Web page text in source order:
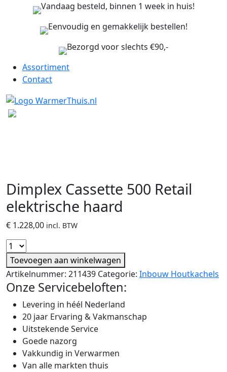
Vandaag besteld, binnen 1 week in huis!
Eenvoudig en gemakkelijk bestellen!
Bezorgd voor slechts €90,-
Assortiment
Contact
Dimplex Cassette 500 Retail
elektrische haard
€ 1.228,00 incl. BTW
Toevoegen aan winkelwagen
Artikelnummer: 211439 Categorie: Inbouw Houtkachels
Onze Servicebeloften:
Levering in héél Nederland
20 jaar Ervaring & Vakmanschap
Uitstekende Service
Goede nazorg
Vakkundig in Verwarmen
Van alle markten thuis